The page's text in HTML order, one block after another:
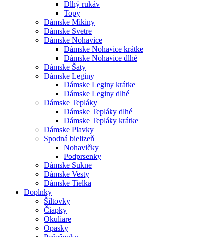
Dlhý rukáv
Topy
Dámske Mikiny
Dámske Svetre
Dámske Nohavice
Dámske Nohavice krátke
Dámske Nohavice dlhé
Dámske Šaty
Dámske Leginy
Dámske Leginy krátke
Dámske Leginy dlhé
Dámske Tepláky
Dámske Tepláky dlhé
Dámske Tepláky krátke
Dámske Plavky
Spodná bielizeň
Nohavičky
Podprsenky
Dámske Sukne
Dámske Vesty
Dámske Tielka
Doplnky
Šiltovky
Čiapky
Okuliare
Opasky